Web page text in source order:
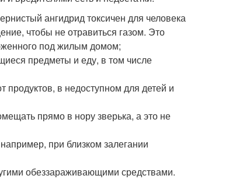
ангидрид токсичен для человека
чтобы не отравиться газом. Это
под жилым домом;
предметы и еду, в том числе
продуктов, в недоступном для детей и
прямо в нору зверька, а это не
при близком залегании
обеззараживающими средствами.